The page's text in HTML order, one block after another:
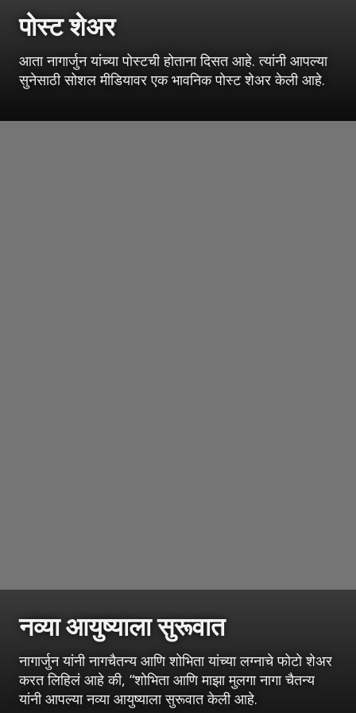
पोस्ट शेअर
आता नागार्जुन यांच्या पोस्टची होताना दिसत आहे. त्यांनी आपल्या
सुनेसाठी सोशल मीडियावर एक भावनिक पोस्ट शेअर केली आहे.
नव्या आयुष्याला सुरूवात
नागार्जुन यांनी नागचैतन्य आणि शोभिता यांच्या लग्नाचे फोटो शेअर
करत लिहिलं आहे की, “शोभिता आणि माझा मुलगा नागा चैतन्य
यांनी आपल्या नव्या आयुष्याला सुरूवात केली आहे.